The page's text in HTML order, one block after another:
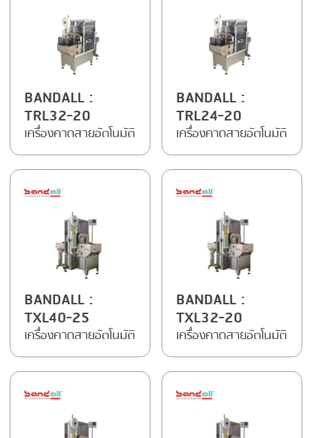
SMOKING
STEAMING
TRAY DENESTER
TRAY FORMING
VACUUM PACKING
VACUUM STUFFING
BANDALL :
TRL32-20
เครื่องคาดสายอัตโนมัติ
BANDALL :
TRL24-20
เครื่องคาดสายอัตโนมัติ
BANDALL :
TXL40-25
เครื่องคาดสายอัตโนมัติ
BANDALL :
TXL32-20
เครื่องคาดสายอัตโนมัติ